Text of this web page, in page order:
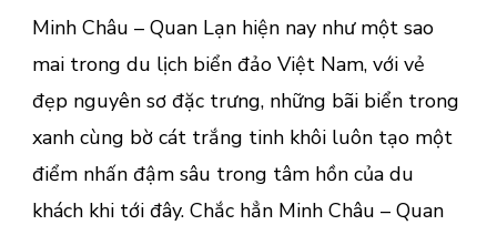
Minh Châu – Quan Lạn hiện nay như một sao
mai trong du lịch biển đảo Việt Nam, với vẻ
đẹp nguyên sơ đặc trưng, những bãi biển trong
xanh cùng bờ cát trắng tinh khôi luôn tạo một
điểm nhấn đậm sâu trong tâm hồn của du
khách khi tới đây. Chắc hẳn Minh Châu – Quan